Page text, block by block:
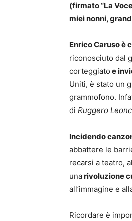
(firmato “La
miei nonni,
Enrico Caruso è
riconosciuto dal
corteggiato e
Uniti, è stato un
grammofono.
di Ruggero
Incidendo
abbattere le
recarsi a teatro,
unarivoluzione
all’immagine e
Ricordare è